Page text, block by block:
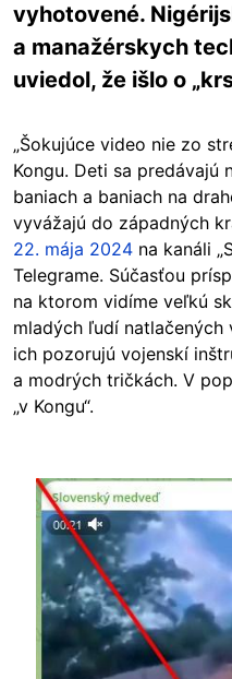
vyhotovené.
a manažérskych
uviedol, že išlo o
„Šokujúce video nie zo
Kongu. Deti sa predávajú
baniach a baniach na
vyvážajú do západných
22. mája 2024 na kanáli
Telegrame. Súčasťou
na ktorom vidíme veľkú
mladých ľudí
ich pozorujú vojenskí
a modrých tričkách. V
„v Kongu“.
Image